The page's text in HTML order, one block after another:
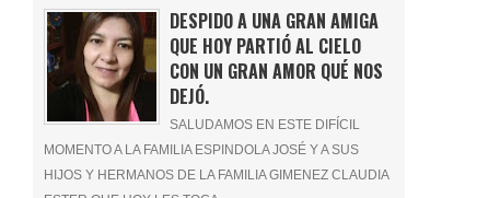
DESPIDO A UNA GRAN AMIGA
QUE HOY PARTIÓ AL CIELO
CON UN GRAN AMOR QUÉ NOS
DEJÓ.
SALUDAMOS EN ESTE DIFÍCIL
MOMENTO A LA FAMILIA ESPINDOLA JOSÉ Y A SUS
HIJOS Y HERMANOS DE LA FAMILIA GIMENEZ CLAUDIA